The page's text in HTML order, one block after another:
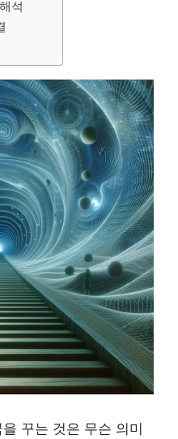
석
꾸는 것은 무슨 의미